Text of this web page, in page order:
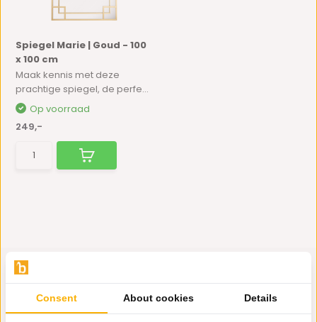
Spiegel Marie | Goud - 100
x 100 cm
Maak kennis met deze
prachtige spiegel, de perfe...
Op voorraad
249,-
Hulp nodig?
Consent About cookies Details